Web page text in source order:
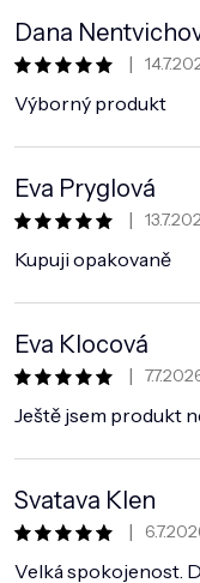
Dana
Hodnocení obchodu
|
Výborný produkt
Eva Pryglová
Hodnocení obchodu
|
Kupuji opakovaně
Eva Klocová
Hodnocení obchodu
|
Ještě jsem produkt
Svatava Klen
Hodnocení obchodu
|
Velká spokojenost.